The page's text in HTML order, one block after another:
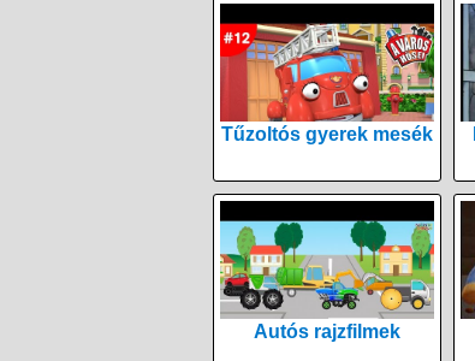
Tűzoltós gyerek mesék
Autós rajzfilmek